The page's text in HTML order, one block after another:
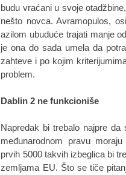
budu vraćani u svoje
nešto novca. Avramopulos,
azilom ubuduće trajati manje
je ona do sada umela da
zahteve i po kojim
problem.
Dablin 2 ne funkcioniše
Napredak bi trebalo najpre
međunarodnom pravu
prvih 5000 takvih izbeglica bi
zemljama EU. Što se tiče